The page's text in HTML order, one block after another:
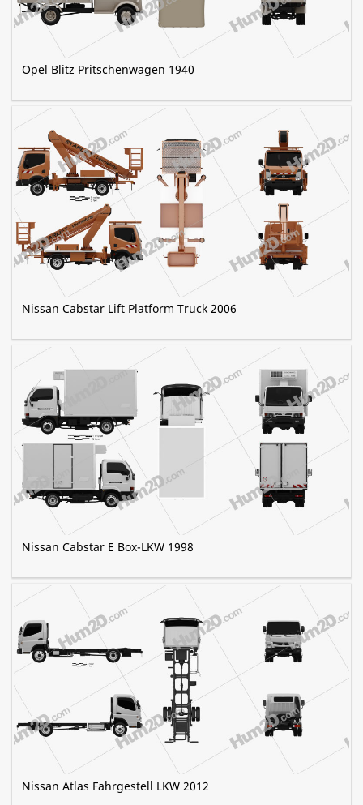
Opel Blitz Pritschenwagen 1940
Nissan Cabstar Lift Platform Truck 2006
Nissan Cabstar E Box-LKW 1998
Nissan Atlas Fahrgestell LKW 2012